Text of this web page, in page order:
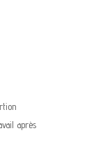
après